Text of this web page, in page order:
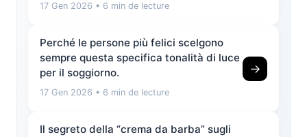
17 Gen 2026 • 6 min de lecture
Perché le persone più felici scelgono
sempre questa specifica tonalità di luce
per il soggiorno.
17 Gen 2026 • 6 min de lecture
→
Il segreto della “crema da barba” sugli